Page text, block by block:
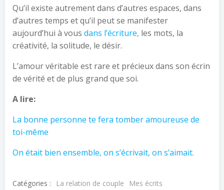
Qu’il existe autrement dans d’autres espaces, dans
d’autres temps et qu’il peut se manifester
aujourd’hui à vous dans l’écriture, les mots, la
créativité, la solitude, le désir.
L’amour véritable est rare et précieux dans son écrin
de vérité et de plus grand que soi.
A lire:
La bonne personne te fera tomber amoureuse de
toi-même
On était bien ensemble, on s’écrivait, on s’aimait.
Catégories : La relation de couple
Mes écrits